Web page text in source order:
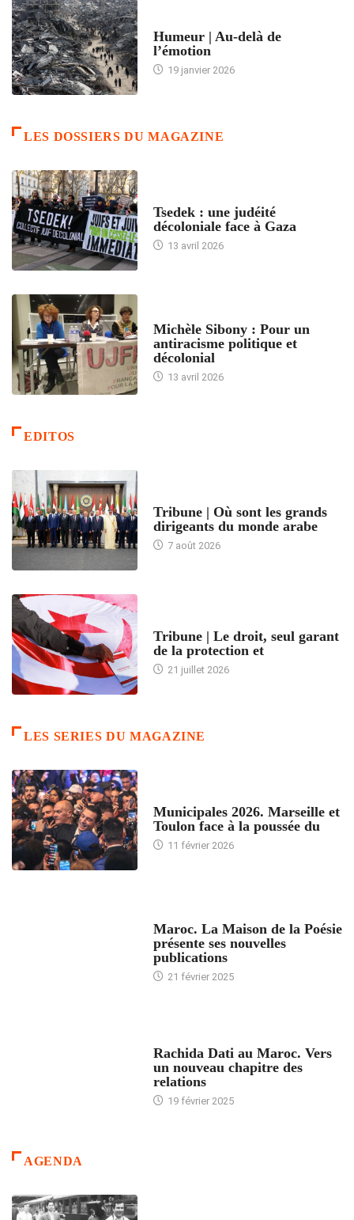
Humeur | Au-delà de
l’émotion
19 janvier 2026
LES DOSSIERS DU MAGAZINE
Tsedek : une judéité
décoloniale face à Gaza
13 avril 2026
Michèle Sibony : Pour un
antiracisme politique et
décolonial
13 avril 2026
EDITOS
Tribune | Où sont les grands
dirigeants du monde arabe
7 août 2026
Tribune | Le droit, seul garant
de la protection et
21 juillet 2026
LES SERIES DU MAGAZINE
Municipales 2026. Marseille et
Toulon face à la poussée du
11 février 2026
Maroc. La Maison de la Poésie
présente ses nouvelles
publications
21 février 2025
Rachida Dati au Maroc. Vers
un nouveau chapitre des
relations
19 février 2025
AGENDA